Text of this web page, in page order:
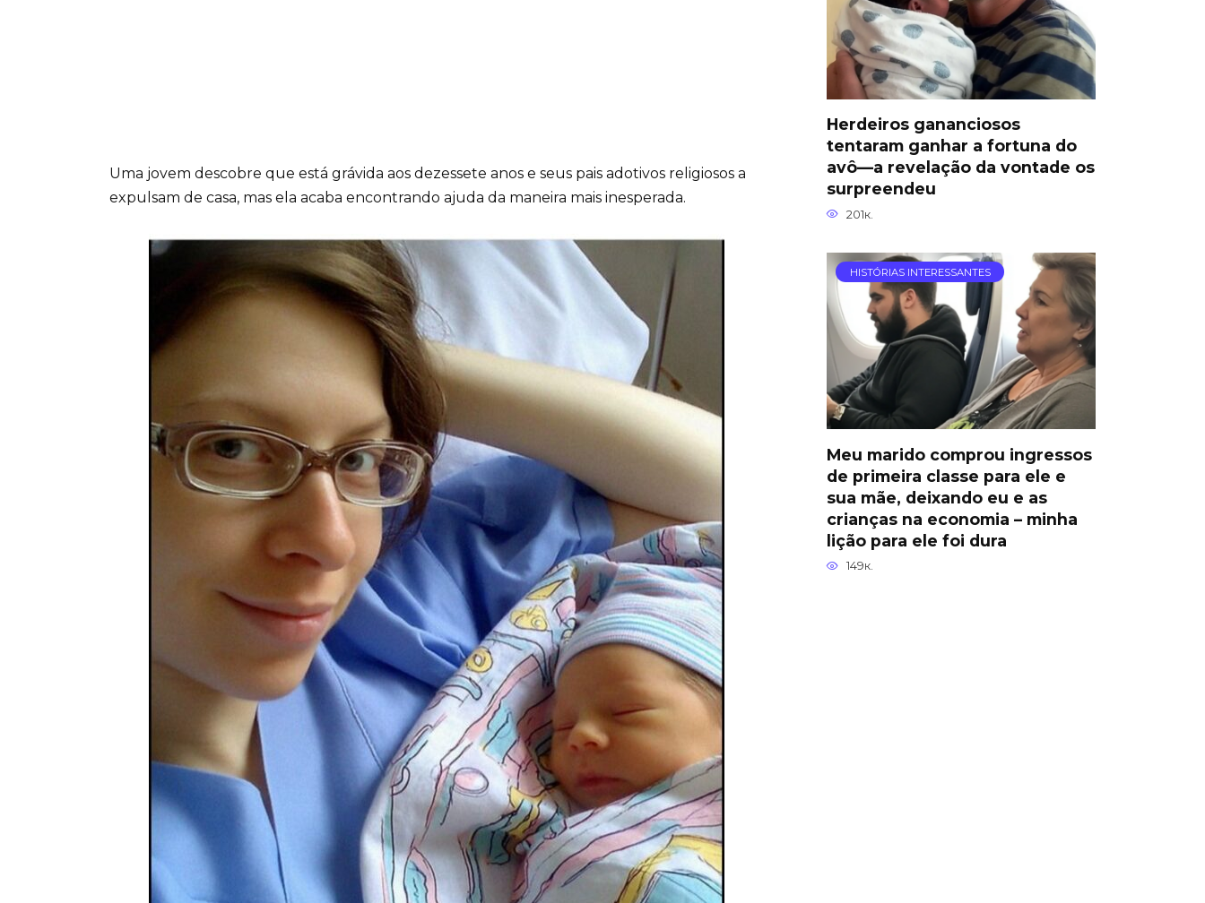
Uma jovem descobre que está grávida aos dezessete anos e seus pais adotivos religiosos a
expulsam de casa, mas ela acaba encontrando ajuda da maneira mais inesperada.
Herdeiros gananciosos
tentaram ganhar a fortuna do
avô—a revelação da vontade os
surpreendeu
201к.
HISTÓRIAS INTERESSANTES
Meu marido comprou ingressos
de primeira classe para ele e
sua mãe, deixando eu e as
crianças na economia – minha
lição para ele foi dura
149к.